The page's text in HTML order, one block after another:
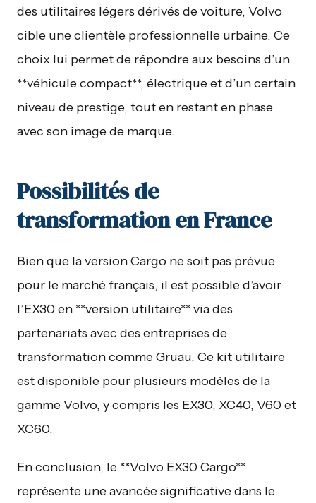
des utilitaires légers dérivés de voiture, Volvo
cible une clientèle professionnelle urbaine. Ce
choix lui permet de répondre aux besoins d’un
**véhicule compact**, électrique et d’un certain
niveau de prestige, tout en restant en phase
avec son image de marque.
Possibilités de
transformation en France
Bien que la version Cargo ne soit pas prévue
pour le marché français, il est possible d’avoir
l’EX30 en **version utilitaire** via des
partenariats avec des entreprises de
transformation comme Gruau. Ce kit utilitaire
est disponible pour plusieurs modèles de la
gamme Volvo, y compris les EX30, XC40, V60 et
XC60.
En conclusion, le **Volvo EX30 Cargo**
représente une avancée significative dans le